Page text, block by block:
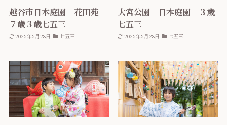
越谷市日本庭園 花田苑
７歳３歳七五三
2025年5月28日 七五三
大宮公園 日本庭園 ３歳
七五三
2025年5月28日 七五三